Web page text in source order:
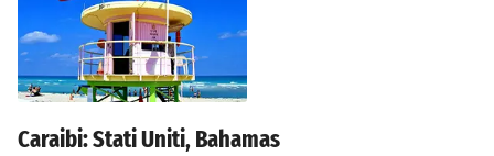
Caraibi: Stati Uniti, Bahamas